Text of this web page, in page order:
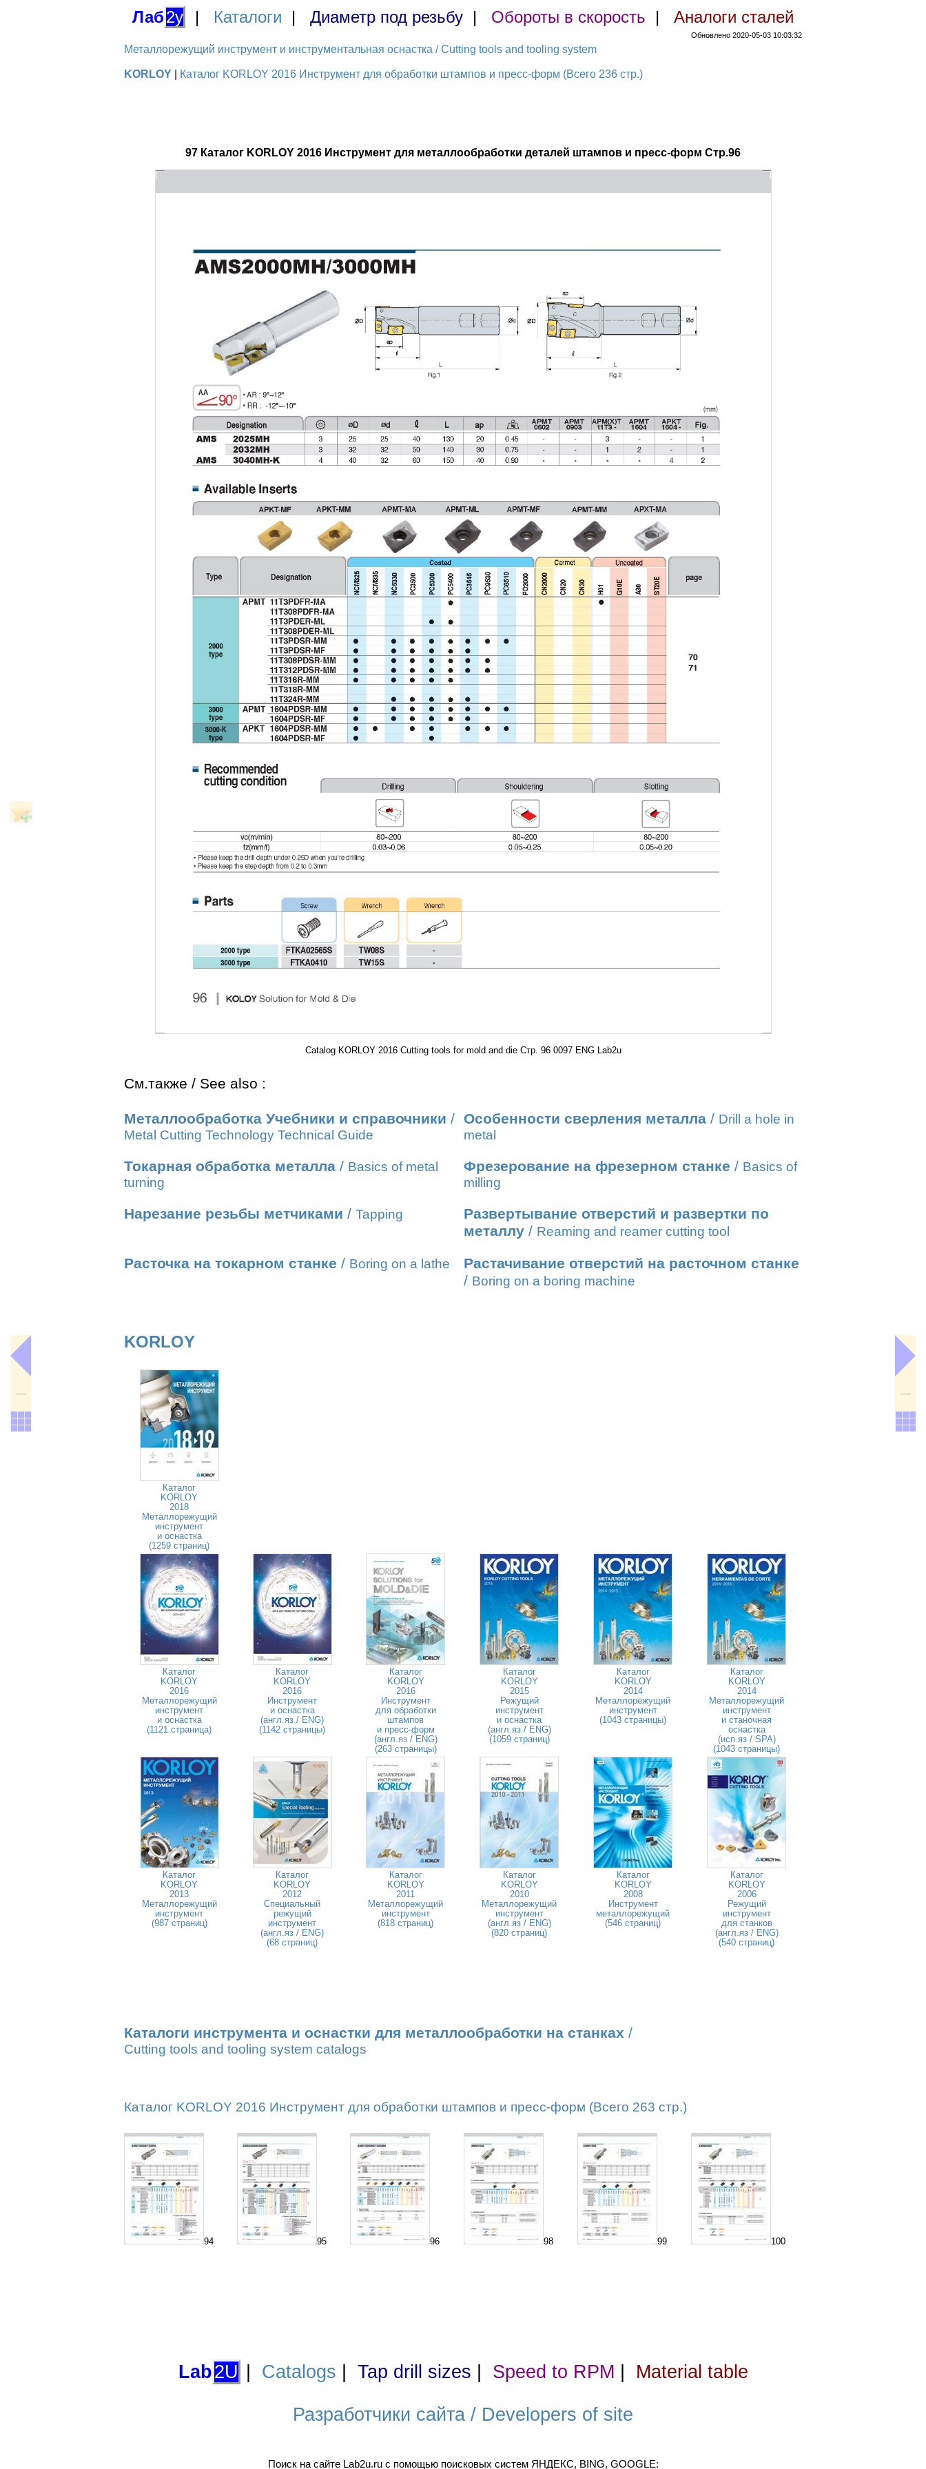
Лаб2у | Каталоги | Диаметр под резьбу | Обороты в скорость | Аналоги сталей
Обновлено 2020-05-03 10:03:32
Металлорежущий инструмент и инструментальная оснастка / Cutting tools and tooling system
KORLOY Каталог KORLOY 2016 Инструмент для обработки штампов и пресс-форм (Всего 236 стр.)
97 Каталог KORLOY 2016 Инструмент для металлообработки деталей штампов и пресс-форм Стр.96
Catalog KORLOY 2016 Cutting tools for mold and die Стр. 96 0097 ENG Lab2u
См.также / See also :
Металлообработка Учебники и справочники /
Metal Cutting Technology Technical Guide
Особенности сверления металла / Drill a hole in
metal
Токарная обработка металла / Basics of metal
turning
Фрезерование на фрезерном станке / Basics of
milling
Нарезание резьбы метчиками / Tapping
Развертывание отверстий и развертки по
металлу / Reaming and reamer cutting tool
Расточка на токарном станке / Boring on a lathe
Растачивание отверстий на расточном станке
/ Boring on a boring machine
KORLOY
Каталог
KORLOY
2018
Металлорежущий
инструмент
и оснастка
(1259 страниц)
Каталог
KORLOY
2016
Металлорежущий
инструмент
и оснастка
(1121 страница)
Каталог
KORLOY
2016
Инструмент
и оснастка
(англ.яз / ENG)
(1142 страницы)
Каталог
KORLOY
2016
Инструмент
для обработки
штампов
и пресс-форм
(англ.яз / ENG)
(263 страницы)
Каталог
KORLOY
2015
Режущий
инструмент
и оснастка
(англ.яз / ENG)
(1059 страниц)
Каталог
KORLOY
2014
Металлорежущий
инструмент
(1043 страницы)
Каталог
KORLOY
2014
Металлорежущий
инструмент
и станочная
оснастка
(исп.яз / SPA)
(1043 страницы)
Каталог
KORLOY
2013
Металлорежущий
инструмент
(987 страниц)
Каталог
KORLOY
2012
Специальный
режущий
инструмент
(англ.яз / ENG)
(68 страниц)
Каталог
KORLOY
2011
Металлорежущий
инструмент
(818 страниц)
Каталог
KORLOY
2010
Металлорежущий
инструмент
(англ.яз / ENG)
(820 страниц)
Каталог
KORLOY
2008
Инструмент
металлорежущий
(546 страниц)
Каталог
KORLOY
2006
Режущий
инструмент
для станков
(англ.яз / ENG)
(540 страниц)
Каталоги инструмента и оснастки для металлообработки на станках /
Cutting tools and tooling system catalogs
Каталог KORLOY 2016 Инструмент для обработки штампов и пресс-форм (Всего 263 стр.)
94 95 96 98 99 100
--- ---
Lab2U Catalogs Tap drill sizes Speed to RPM Material table
Разработчики сайта / Developers of site
Поиск на сайте Lab2u.ru с помощью поисковых систем ЯНДЕКС, BING, GOOGLE: